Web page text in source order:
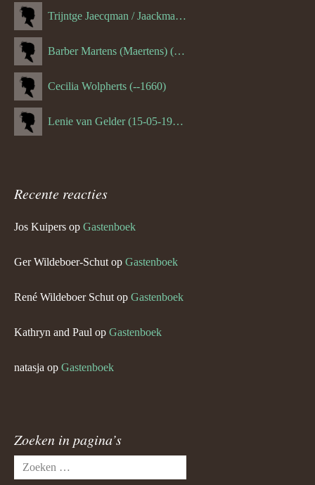
Trijntge Jaecqman / Jaackman (--1651)
Barber Martens (Maertens) (--1658)
Cecilia Wolpherts (--1660)
Lenie van Gelder (15-05-1970)
Recente reacties
Jos Kuipers op Gastenboek
Ger Wildeboer-Schut op Gastenboek
René Wildeboer Schut op Gastenboek
Kathryn and Paul op Gastenboek
natasja op Gastenboek
Zoeken in pagina’s
Zoeken
naar: